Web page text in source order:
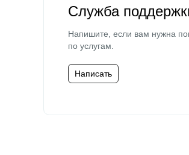
Служба
Напишите, если вам нужна
по услугам.
Написать